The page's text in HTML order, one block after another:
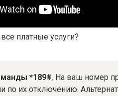
платные услуги?
*189#. На ваш номер
по их отключению.